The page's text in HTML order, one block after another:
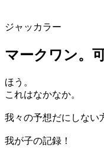
ジャッカラー
マークワン。
ほう。
これはなかなか。
我々の予想だにしな
我が子の記録！